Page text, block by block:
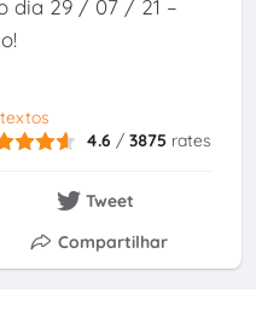
dia 29 / 07 / 21 –
4.6 /3875 rates
Tweet
Compartilhar